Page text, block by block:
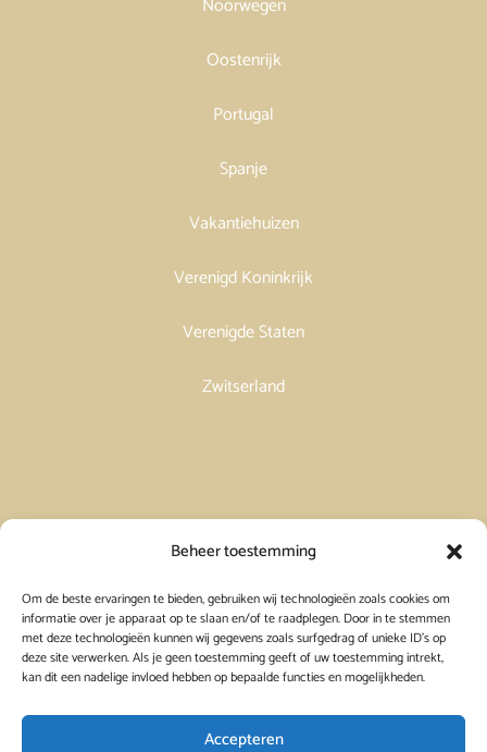
Beheer toestemming
Om de beste ervaringen te bieden, gebruiken wij technologieën zoals cookies om
informatie over je apparaat op te slaan en/of te raadplegen. Door in te stemmen
met deze technologieën kunnen wij gegevens zoals surfgedrag of unieke ID's op
deze site verwerken. Als je geen toestemming geeft of uw toestemming intrekt,
kan dit een nadelige invloed hebben op bepaalde functies en mogelijkheden.
Accepteren
Oostenrijk
Portugal
Spanje
Vakantiehuizen
Verenigd Koninkrijk
Verenigde Staten
Zwitserland
Vakantiehuis in Frankrijk huren
Vakantiehuis in Griekenland huren